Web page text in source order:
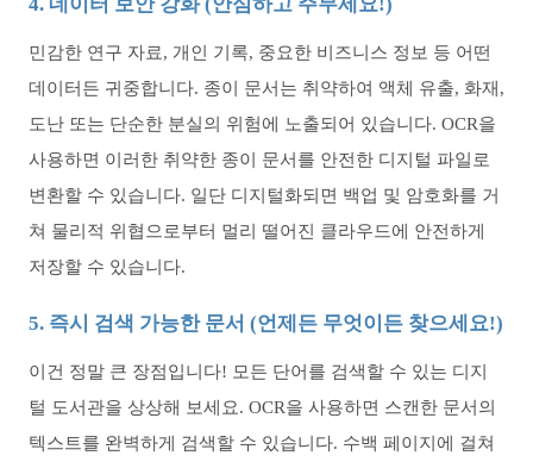
4. 데이터 보안 강화 (안심하고 주무세요!)
민감한 연구 자료, 개인 기록, 중요한 비즈니스 정보 등 어떤
데이터든 귀중합니다. 종이 문서는 취약하여 액체 유출, 화재,
도난 또는 단순한 분실의 위험에 노출되어 있습니다. OCR을
사용하면 이러한 취약한 종이 문서를 안전한 디지털 파일로
변환할 수 있습니다. 일단 디지털화되면 백업 및 암호화를 거
쳐 물리적 위협으로부터 멀리 떨어진 클라우드에 안전하게
저장할 수 있습니다.
5. 즉시 검색 가능한 문서 (언제든 무엇이든 찾으세요!)
이건 정말 큰 장점입니다! 모든 단어를 검색할 수 있는 디지
털 도서관을 상상해 보세요. OCR을 사용하면 스캔한 문서의
텍스트를 완벽하게 검색할 수 있습니다. 수백 페이지에 걸쳐